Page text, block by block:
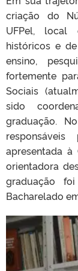
criação do
UFPel, local
históricos e
ensino,
fortemente
Sociais
sido
graduação.
apresentada
orientadora
graduação
Bacharelado